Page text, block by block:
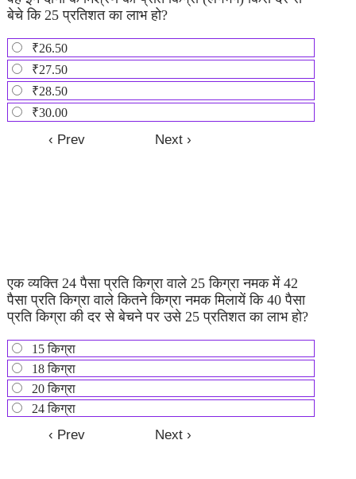
बेचे कि 25 प्रतिशत का लाभ हो?
₹26.50
₹27.50
₹28.50
₹30.00
एक व्यक्ति 24 पैसा प्रति किग्रा वाले 25 किग्रा नमक में 42
पैसा प्रति किग्रा वाले कितने किग्रा नमक मिलायें कि 40 पैसा
प्रति किग्रा की दर से बेचने पर उसे 25 प्रतिशत का लाभ हो?
15 किग्रा
18 किग्रा
20 किग्रा
24 किग्रा